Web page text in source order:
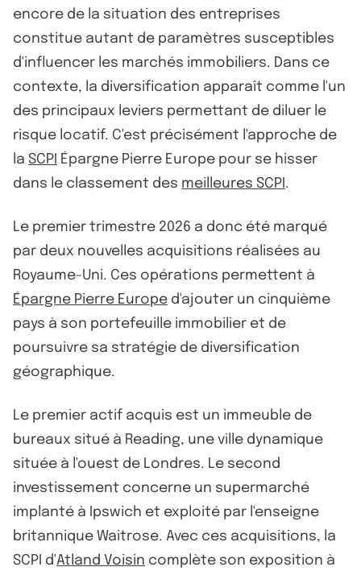
encore de la situation des entreprises
constitue autant de paramètres susceptibles
d'influencer les marchés immobiliers. Dans ce
contexte, la diversification apparaît comme l'un
des principaux leviers permettant de diluer le
risque locatif. C'est précisément l'approche de
la SCPI Épargne Pierre Europe pour se hisser
dans le classement des meilleures SCPI .
Le premier trimestre 2026 a donc été marqué
par deux nouvelles acquisitions réalisées au
Royaume-Uni. Ces opérations permettent à
Épargne Pierre Europe d'ajouter un cinquième
pays à son portefeuille immobilier et de
poursuivre sa stratégie de diversification
géographique.
Le premier actif acquis est un immeuble de
bureaux situé à Reading, une ville dynamique
située à l'ouest de Londres. Le second
investissement concerne un supermarché
implanté à Ipswich et exploité par l'enseigne
britannique Waitrose. Avec ces acquisitions, la
SCPI d'Atland Voisin complète son exposition à